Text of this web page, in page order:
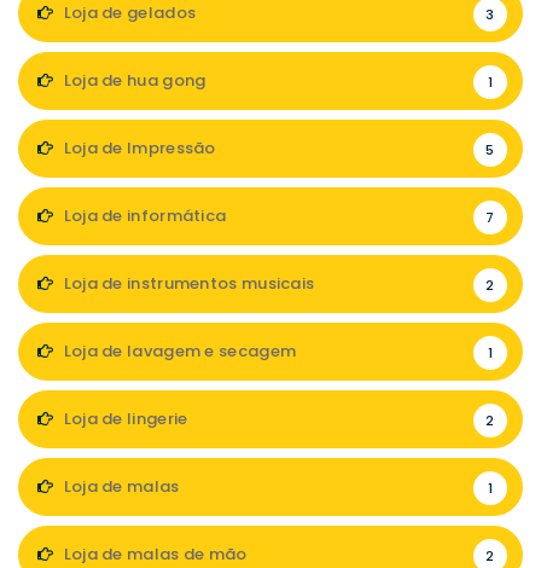
Loja de gelados 3
Loja de hua gong 1
Loja de Impressão 5
Loja de informática 7
Loja de instrumentos musicais 2
Loja de lavagem e secagem 1
Loja de lingerie 2
Loja de malas 1
Loja de malas de mão 2